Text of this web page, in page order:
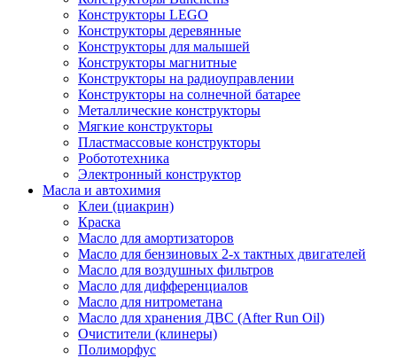
Конструкторы LEGO
Конструкторы деревянные
Конструкторы для малышей
Конструкторы магнитные
Конструкторы на радиоуправлении
Конструкторы на солнечной батарее
Металлические конструкторы
Мягкие конструкторы
Пластмассовые конструкторы
Робототехника
Электронный конструктор
Масла и автохимия
Клеи (циакрин)
Краска
Масло для амортизаторов
Масло для бензиновых 2-х тактных двигателей
Масло для воздушных фильтров
Масло для дифференциалов
Масло для нитрометана
Масло для хранения ДВС (After Run Oil)
Очистители (клинеры)
Полиморфус